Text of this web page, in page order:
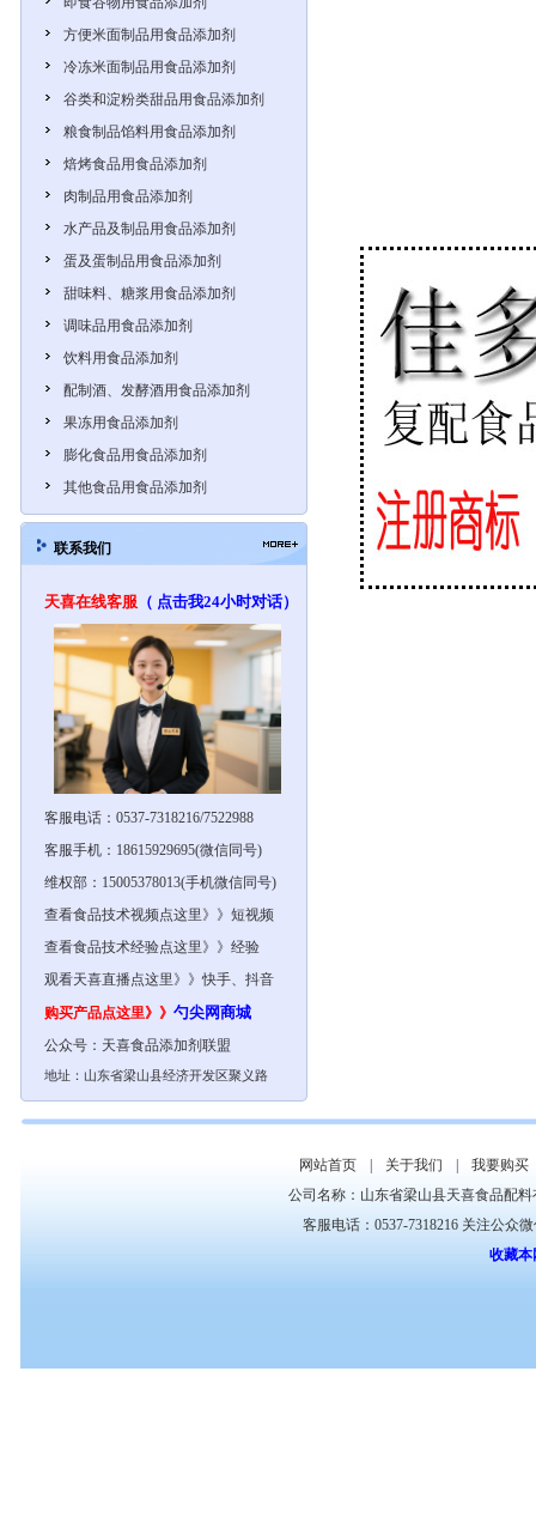
方便米面制品用食品添加剂
冷冻米面制品用食品添加剂
谷类和淀粉类甜品用食品添加剂
粮食制品馅料用食品添加剂
焙烤食品用食品添加剂
肉制品用食品添加剂
水产品及制品用食品添加剂
蛋及蛋制品用食品添加剂
甜味料、糖浆用食品添加剂
调味品用食品添加剂
饮料用食品添加剂
配制酒、发酵酒用食品添加剂
果冻用食品添加剂
膨化食品用食品添加剂
其他食品用食品添加剂
联系我们
天喜在线客服 （ 点击我24小时对话）
客服电话：0537-7318216/7522988
客服手机：18615929695(微信同号)
维权部：15005378013(手机微信同号)
查看食品技术视频点这里》》短视频
查看食品技术经验点这里》》经验
观看天喜直播点这里》》快手、抖音
购买产品点这里》》 勺尖网商城
公众号： 天喜食品添加剂联盟
地址：山东省梁山县经济开发区聚义路
网站首页 关于我们
我要购买
公司名称：山东省梁山县天喜食品配
客服电话：0537-7318216 关注公众
收藏